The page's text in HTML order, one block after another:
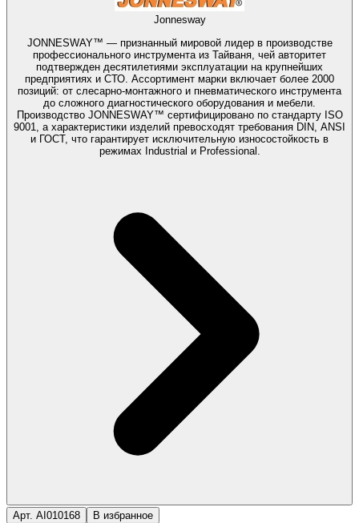
Jonnesway
JONNESWAY™ — признанный мировой лидер в производстве
профессионального инструмента из Тайваня, чей авторитет
подтвержден десятилетиями эксплуатации на крупнейших
предприятиях и СТО. Ассортимент марки включает более 2000
позиций: от слесарно-монтажного и пневматического инструмента
до сложного диагностического оборудования и мебели.
Производство JONNESWAY™ сертифицировано по стандарту ISO
9001, а характеристики изделий превосходят требования DIN, ANSI
и ГОСТ, что гарантирует исключительную износостойкость в
режимах Industrial и Professional.
Арт. AI010168 В избранное